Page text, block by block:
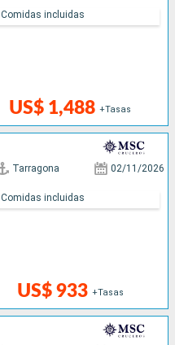
US$ 1,488 +Tasas
Comidas incluidas
Tarragona 02/11/2026
US$ 933 +Tasas
Comidas incluidas